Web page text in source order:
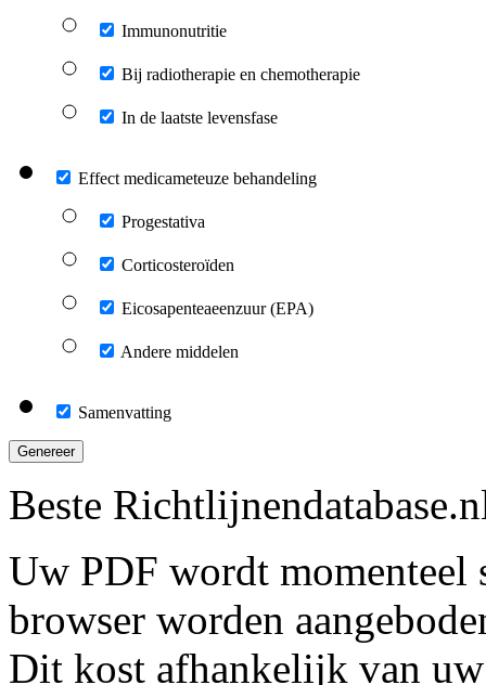
Immunonutritie
Bij radiotherapie en chemotherapie
In de laatste levensfase
Effect medicameteuze behandeling
Progestativa
Corticosteroïden
Eicosapenteaeenzuur (EPA)
Andere middelen
Samenvatting
Genereer
Beste
Uw PDF wordt momenteel
browser worden
Dit kost afhankelijk van